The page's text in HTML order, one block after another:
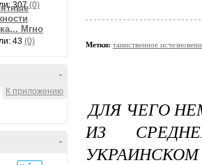
307(0)
Мгно
43 (0)
-
К приложению
-
Метки: таинственное
ДЛЯ ЧЕГО
ИЗ
УКРАИНСКОМ